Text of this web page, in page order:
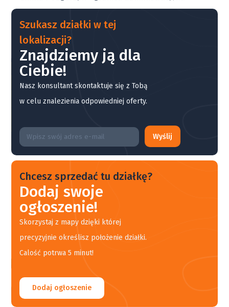
Szukasz działki w tej
lokalizacji?
Znajdziemy ją dla
Ciebie!
Nasz konsultant skontaktuje się z Tobą
w celu znalezienia odpowiedniej oferty.
Wyślij
Chcesz sprzedać tu działkę?
Dodaj swoje
ogłoszenie!
Skorzystaj z mapy dzięki której
precyzyjnie określisz położenie działki.
Calość potrwa 5 minut!
Dodaj ogłoszenie